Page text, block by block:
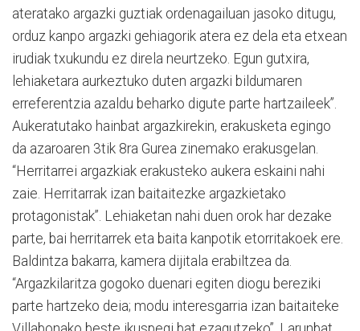
ateratako argazki guztiak ordenagailuan jasoko ditugu,
orduz kanpo argazki gehiagorik atera ez dela eta etxean
irudiak txukundu ez direla neurtzeko. Egun gutxira,
lehiaketara aurkeztuko duten argazki bildumaren
erreferentzia azaldu beharko digute parte hartzaileek”.
Aukeratutako hainbat argazkirekin, erakusketa egingo
da azaroaren 3tik 8ra Gurea zinemako erakusgelan.
“Herritarrei argazkiak erakusteko aukera eskaini nahi
zaie. Herritarrak izan baitaitezke argazkietako
protagonistak”. Lehiaketan nahi duen orok har dezake
parte, bai herritarrek eta baita kanpotik etorritakoek ere.
Baldintza bakarra, kamera dijitala erabiltzea da.
“Argazkilaritza gogoko duenari egiten diogu bereziki
parte hartzeko deia; modu interesgarria izan baitaiteke